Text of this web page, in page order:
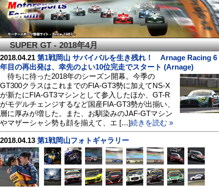
SUPER GT - 2018年4月
2018.04.21 第1戦岡山 サバイバルを生き残れ！ Arnage Racing 6
年目の再出発は、幸先のよい10位完走でスタート (Arnage)
待ちに待った2018年のシーズン開幕。今季の
GT300クラスはこれまでのFIA-GT3勢に加えてNS-X
が新たにFIA-GT3マシンとして参入したほか、GT-R
がモデルチェンジするなど国産FIA-GT3勢が出揃い、
層に厚みが増した。また、お馴染みのJAF-GTマシン
やマザーシャシ勢も顔を揃えて、エ […]続きを読む »
2018.04.13 第1戦岡山フォトギャラリー